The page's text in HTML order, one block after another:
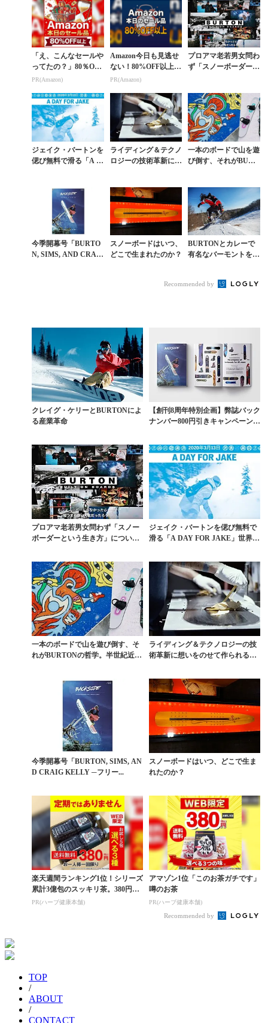
N, SIMS, ...
「え、こんなセールや
ってたの？」80％OFF
以上が続々登場！Am
PR(Amazon)
Amazon今日も見逃せ
ない！80%OFF以上が
続々登場
PR(Amazon)
プロアマ老若男女問わ
ず「スノーボーダーと
ジェイク・バートンを
偲び無料で滑る「A D
ライディング＆テクノ
ロジーの技術革新に想
一本のボードで山を遊
び倒す、それがBURT
リースタイルの普遍...
今季開幕号「BURTO
N, SIMS, AND CRAI
スノーボードはいつ、
どこで生まれたのか？
BURTONとカレーで
有名なバーモントをゼ
Recommended by
クレイグ・ケリーとBURTONによ
る産業革命
【創刊8周年特別企画】弊誌バック
ナンバー800円引きキャンペーン第
プロアマ老若男女問わず「スノー
ボーダーという生き方」について
ジェイク・バートンを偲び無料で
滑る「A DAY FOR JAKE」世界13
一本のボードで山を遊び倒す、そ
れがBURTONの哲学。半世紀近く
ライディング＆テクノロジーの技
術革新に想いをのせて作られるボ
今季開幕号「BURTON, SIMS, AN
D CRAIG KELLY ─フリー...
スノーボードはいつ、どこで生ま
れたのか？
楽天週間ランキング1位！シリーズ
累計3億包のスッキリ茶。380円で
お試し
PR(ハーブ健康本舗)
アマゾン1位「このお茶ガチです」
噂のお茶
PR(ハーブ健康本舗)
Recommended by
TOP
/
ABOUT
/
CONTACT